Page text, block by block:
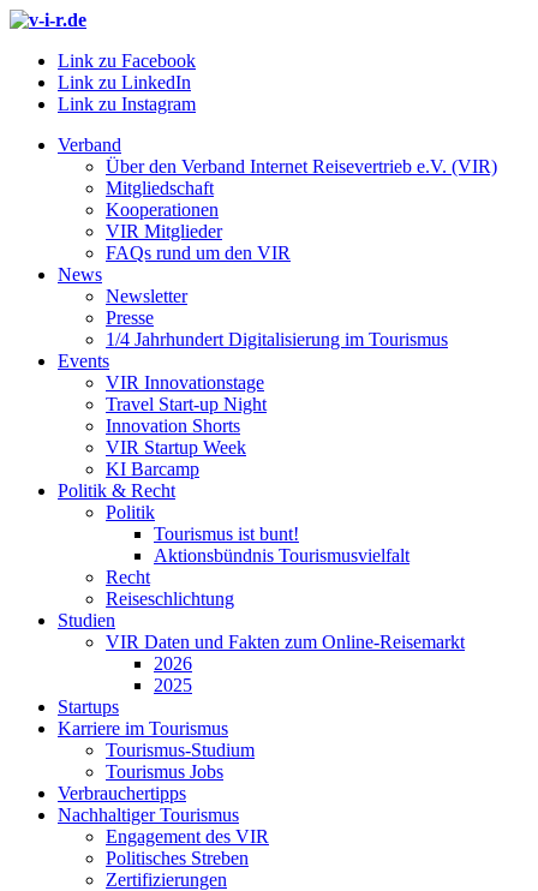
Link zu Facebook
Link zu LinkedIn
Link zu Instagram
Verband
Über den Verband Internet Reisevertrieb e.V. (VIR)
Mitgliedschaft
Kooperationen
VIR Mitglieder
FAQs rund um den VIR
News
Newsletter
Presse
1/4 Jahrhundert Digitalisierung im Tourismus
Events
VIR Innovationstage
Travel Start-up Night
Innovation Shorts
VIR Startup Week
KI Barcamp
Politik & Recht
Politik
Tourismus ist bunt!
Aktionsbündnis Tourismusvielfalt
Recht
Reiseschlichtung
Studien
VIR Daten und Fakten zum Online-Reisemarkt
2026
2025
Startups
Karriere im Tourismus
Tourismus-Studium
Tourismus Jobs
Verbrauchertipps
Nachhaltiger Tourismus
Engagement des VIR
Politisches Streben
Zertifizierungen